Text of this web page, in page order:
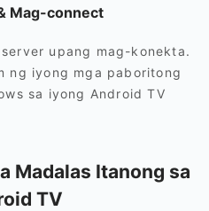
Mag-connect
upang mag-konekta.
ng iyong mga paboritong
sa iyong Android TV
Madalas Itanong sa
TV